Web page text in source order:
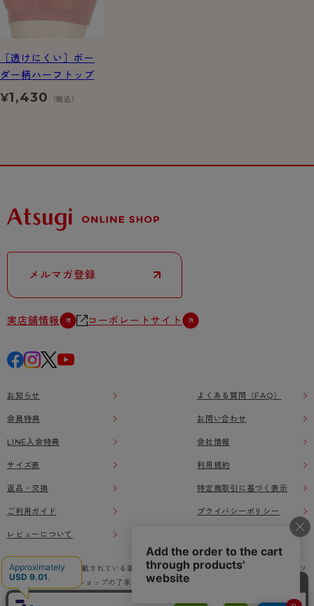
［透けにくい］ボー
ダー柄ハーフトップ
¥1,430 （税込）
メルマガ登録
実店舗情報 コーポレートサイト
お知らせ
会員特典
LINE入会特典
サイズ表
返品・交換
ご利用ガイド
レビューについて
よくある質問（FAQ）
お問い合わせ
会社情報
利用規約
特定商取引に基づく表示
プライバシーポリシー
本ウェブサイト上に掲載されている画像、イラストなどの著作物の全部または一部をアツ
ギオンラインショップの了承なく無断で使用、複製することを禁じます。